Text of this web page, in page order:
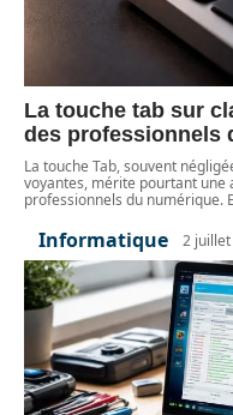
La touche tab sur
des professionnels
La touche Tab, souvent
voyantes, mérite pourtant
professionnels du numérique.
Informatique 2